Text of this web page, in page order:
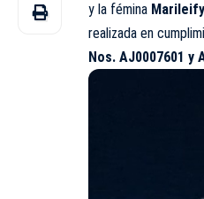
y la fémina
realizada en
Nos. AJ0007601 y